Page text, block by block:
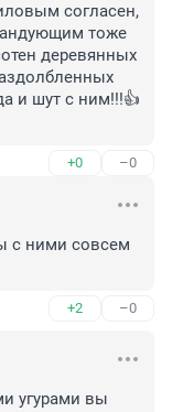
согласен,
тоже
деревянных
и шут с ним!!!👍
+0 –0
с ними совсем
+2 –0
угурами вы